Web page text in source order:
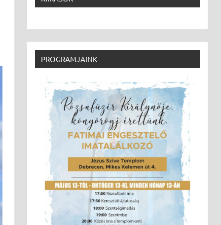
PROGRAMJAINK